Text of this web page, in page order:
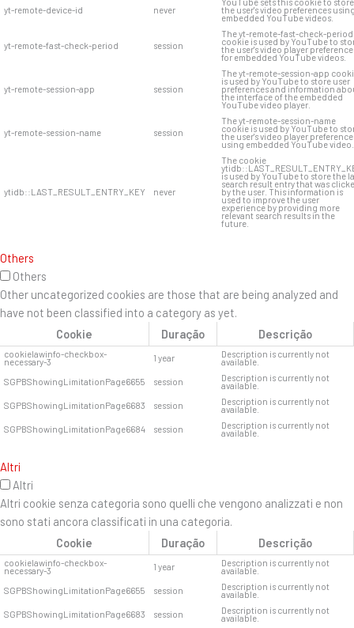
yt-remote-device-id never the user's video preferences
embedded YouTube videos.
yt-remote-fast-check-period session
The yt-remote-fast-check-period
cookie is used by YouTube to
the user's video player
for embedded YouTube videos.
yt-remote-session-app session
The yt-remote-session-app
is used by YouTube to store user
preferences and information
the interface of the embedded
YouTube video player.
yt-remote-session-name session
The yt-remote-session-name
cookie is used by YouTube to
the user's video player
using embedded YouTube video.
ytidb::LAST_RESULT_ENTRY_KEY never
The cookie
is used by YouTube to store the
search result entry that was
by the user. This information is
used to improve the user
experience by providing more
relevant search results in the
future.
Others
Others
Other uncategorized cookies are those that are being analyzed and
have not been classified into a category as yet.
Cookie
Duração Descrição
cookielawinfo-checkbox-
necessary-3 1 year Description is currently not
available.
SGPBShowingLimitationPage6655
session Description is currently not
available.
SGPBShowingLimitationPage6683
session Description is currently not
available.
SGPBShowingLimitationPage6684
session Description is currently not
available.
Altri
Altri
Altri cookie senza categoria sono quelli che vengono analizzati e non
sono stati ancora classificati in una categoria.
Cookie
Duração Descrição
cookielawinfo-checkbox-
necessary-3 1 year Description is currently not
available.
SGPBShowingLimitationPage6655
session Description is currently not
available.
SGPBShowingLimitationPage6683
session Description is currently not
available.